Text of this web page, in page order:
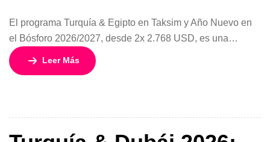
El programa Turquía & Egipto en Taksim y Año Nuevo en
el Bósforo 2026/2027, desde 2x 2.768 USD, es una
experiencia diseñada para viajeros que desean cerrar el
año viviendo dos destinos legendarios en un solo
Leer Más